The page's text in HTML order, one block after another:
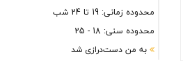
محدوده زمانی: 19 تا 24 شب
محدوده سنی: 18 - 25
به من دست‌درازی شد